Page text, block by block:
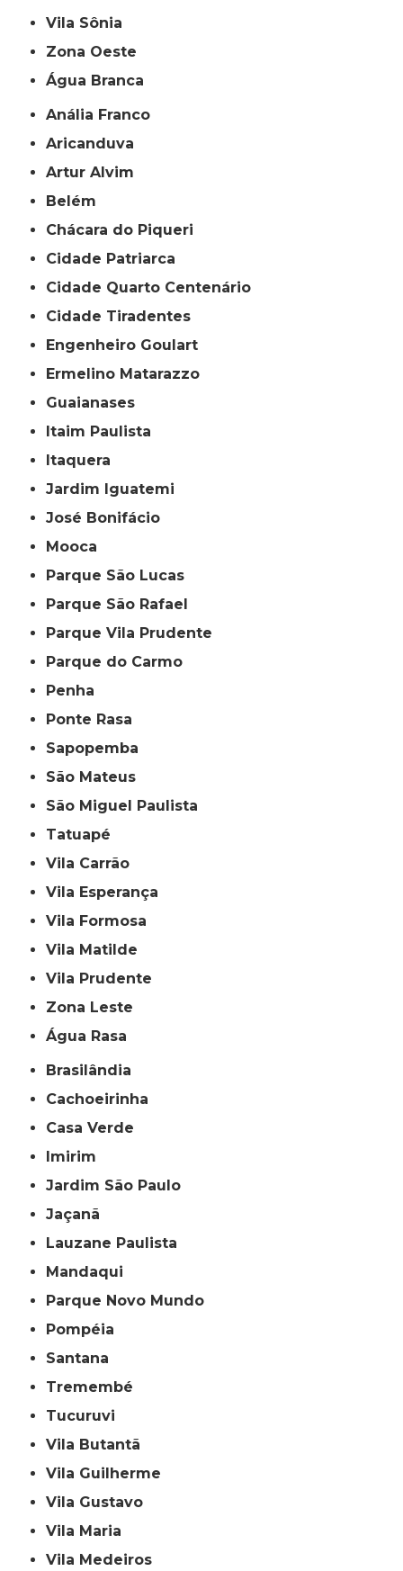
Vila Sônia
Zona Oeste
Água Branca
Anália Franco
Aricanduva
Artur Alvim
Belém
Chácara do Piqueri
Cidade Patriarca
Cidade Quarto Centenário
Cidade Tiradentes
Engenheiro Goulart
Ermelino Matarazzo
Guaianases
Itaim Paulista
Itaquera
Jardim Iguatemi
José Bonifácio
Mooca
Parque São Lucas
Parque São Rafael
Parque Vila Prudente
Parque do Carmo
Penha
Ponte Rasa
Sapopemba
São Mateus
São Miguel Paulista
Tatuapé
Vila Carrão
Vila Esperança
Vila Formosa
Vila Matilde
Vila Prudente
Zona Leste
Água Rasa
Brasilândia
Cachoeirinha
Casa Verde
Imirim
Jardim São Paulo
Jaçanã
Lauzane Paulista
Mandaqui
Parque Novo Mundo
Pompéia
Santana
Tremembé
Tucuruvi
Vila Butantã
Vila Guilherme
Vila Gustavo
Vila Maria
Vila Medeiros